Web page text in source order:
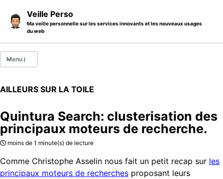
Veille Perso
Ma veille personnelle sur les services innovants et les nouveaux usages
du web
Menu
Catégories
A propos
AILLEURS SUR LA TOILE
Quintura Search: clusterisation des
principaux moteurs de recherche.
moins de 1 minute(s) de lecture
Comme Christophe Asselin nous fait un petit recap sur les
principaux moteurs de recherches proposant leurs